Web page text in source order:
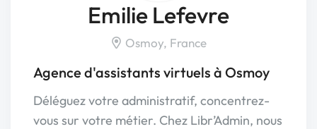
Emilie Lefevre
Osmoy, France
Agence d'assistants virtuels à Osmoy
Déléguez votre administratif, concentrez-
vous sur votre métier. Chez Libr’Admin, nous